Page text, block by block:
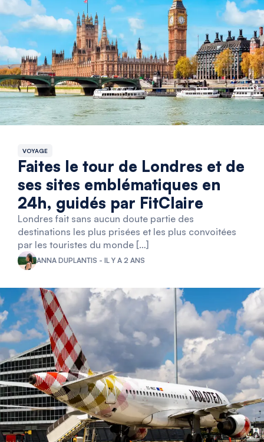
VOYAGE
Faites le tour de Londres et de
ses sites emblématiques en
24h, guidés par FitClaire
Londres fait sans aucun doute partie des
destinations les plus prisées et les plus convoitées
par les touristes du monde […]
ANNA DUPLANTIS - IL Y A 2 ANS